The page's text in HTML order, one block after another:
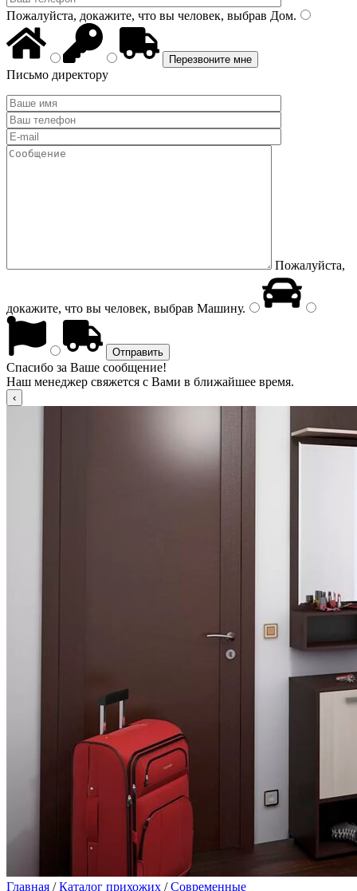
Пожалуйста, докажите, что вы человек, выбрав Дом.
Письмо директору
Пожалуйста,
докажите, что вы человек, выбрав Машину.
Спасибо за Ваше сообщение!
Наш менеджер свяжется с Вами в ближайшее время.
Главная /Каталог прихожих /Современные